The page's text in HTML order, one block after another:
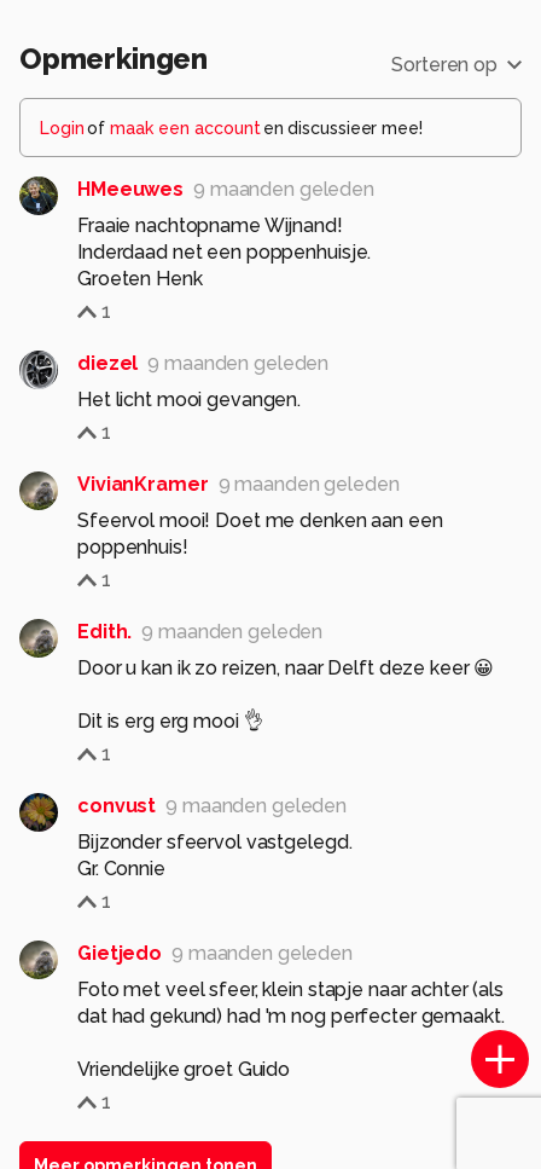
Opmerkingen Sorteren op
Loginof maak een account en discussieer mee!
HMeeuwes 9 maanden geleden
Fraaie nachtopname Wijnand!
Inderdaad net een poppenhuisje.
Groeten Henk
1
diezel 9 maanden geleden
Het licht mooi gevangen.
1
VivianKramer 9 maanden geleden
Sfeervol mooi! Doet me denken aan een
poppenhuis!
1
Edith. 9 maanden geleden
Door u kan ik zo reizen, naar Delft deze keer 😀
Dit is erg erg mooi 👌
1
convust 9 maanden geleden
Bijzonder sfeervol vastgelegd.
Gr. Connie
1
Gietjedo 9 maanden geleden
Foto met veel sfeer, klein stapje naar achter (als
dat had gekund) had 'm nog perfecter gemaakt.
Vriendelijke groet Guido
1